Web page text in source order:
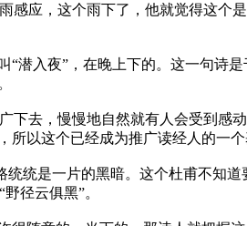
应，这个雨下了，他就觉得这个
潜入夜”，在晚上下的。这一句诗
去，慢慢地自然就有人会受到感
以这个已经成为推广读经人的一
统是一片的黑暗。这个杜甫不知
径云俱黑”。